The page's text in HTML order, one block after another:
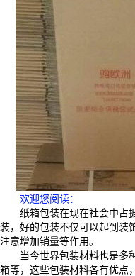
欢迎您阅读：
纸箱包装在现在社会中占
装，好的包装不仅可以起到装
注意增加销量等作用。
当今世界包装材料也是多
箱等，这些包装材料各有优点